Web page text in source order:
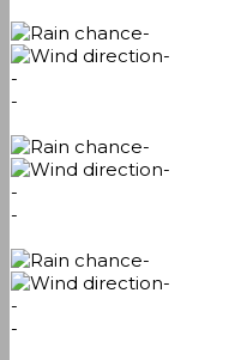
-
-
-
-
-
-
-
-
-
-
-
-